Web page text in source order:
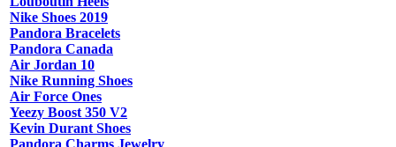
Nike Shoes 2019
Pandora Bracelets
Pandora Canada
Air Jordan 10
Nike Running Shoes
Air Force Ones
Yeezy Boost 350 V2
Kevin Durant Shoes
Pandora Charms Jewelry